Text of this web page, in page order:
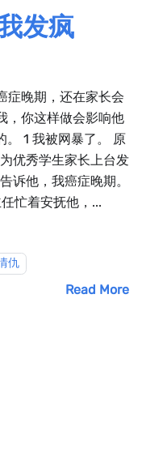
发疯
症晚期，还在家长会
，你这样做会影响他
。 1 我被网暴了。 原
优秀学生家长上台发
诉他，我癌症晚期。
忙着安抚他，...
仇
Read More